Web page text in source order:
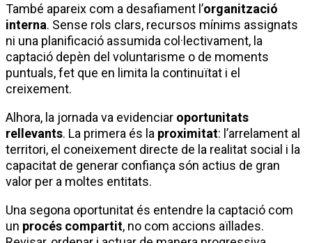
També apareix com a desafiament l’organització
interna. Sense rols clars, recursos mínims assignats
ni una planificació assumida col·lectivament, la
captació depèn del voluntarisme o de moments
puntuals, fet que en limita la continuïtat i el
creixement.
Alhora, la jornada va evidenciar oportunitats
rellevants. La primera és la proximitat: l’arrelament al
territori, el coneixement directe de la realitat social i la
capacitat de generar confiança són actius de gran
valor per a moltes entitats.
Una segona oportunitat és entendre la captació com
un procés compartit, no com accions aïllades.